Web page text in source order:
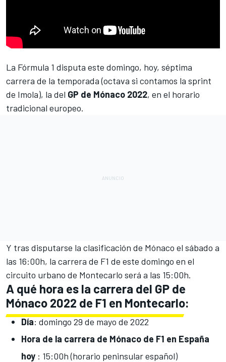
La Fórmula 1 disputa este domingo, hoy, séptima
carrera de la temporada (octava si contamos la sprint
de Imola), la del GP de Mónaco 2022, en el horario
tradicional europeo.
Y tras disputarse la clasificación de Mónaco el sábado a
las 16:00h, la carrera de F1 de este domingo en el
circuito urbano de Montecarlo será a las 15:00h.
A qué hora es la carrera del GP de
Mónaco 2022 de F1 en Montecarlo:
Día: domingo 29 de mayo de 2022
Hora de la carrera de Mónaco de F1 en España
hoy : 15:00h (horario peninsular español)